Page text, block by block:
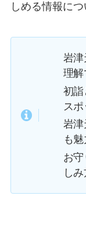
しめる情報に
岩
理解
初
ス
岩
も
お
し